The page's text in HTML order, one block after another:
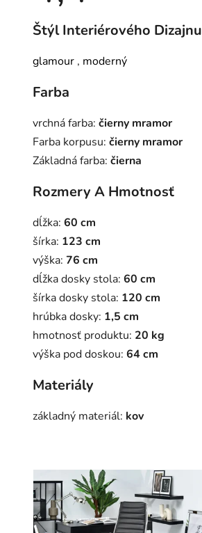
z
hviezdičiek.
Štýl Interiérového Dizajnu
glamour , moderný
Farba
vrchná farba: čierny mramor
Farba korpusu: čierny mramor
Základná farba: čierna
Rozmery A Hmotnosť
dĺžka: 60 cm
šírka: 123 cm
výška: 76 cm
dĺžka dosky stola: 60 cm
šírka dosky stola: 120 cm
hrúbka dosky: 1,5 cm
hmotnosť produktu: 20 kg
výška pod doskou: 64 cm
Materiály
základný materiál: kov